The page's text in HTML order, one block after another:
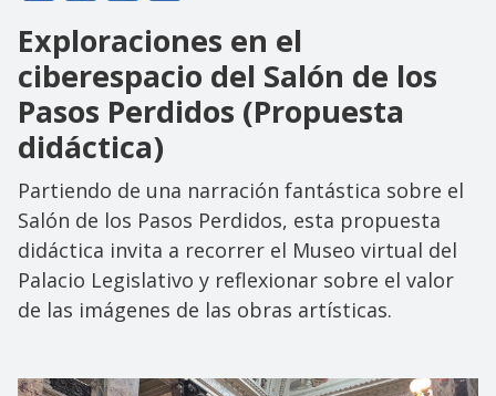
Exploraciones en el
ciberespacio del Salón de los
Pasos Perdidos (Propuesta
didáctica)
Partiendo de una narración fantástica sobre el
Salón de los Pasos Perdidos, esta propuesta
didáctica invita a recorrer el Museo virtual del
Palacio Legislativo y reflexionar sobre el valor
de las imágenes de las obras artísticas.